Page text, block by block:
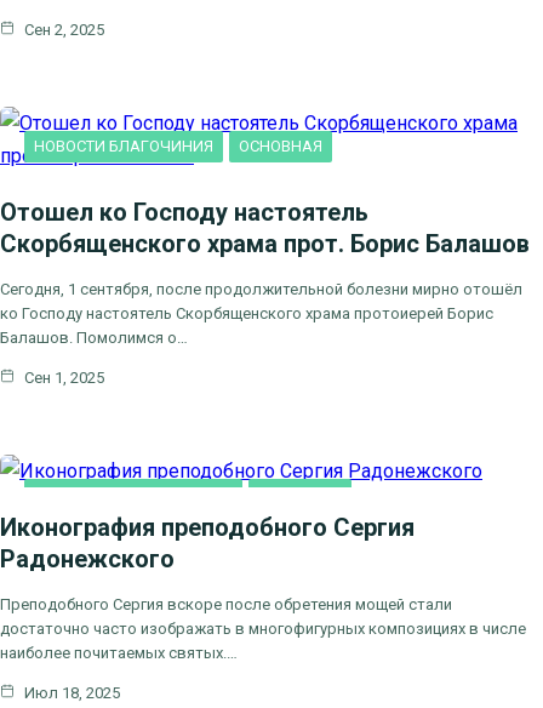
Сен 2, 2025
НОВОСТИ БЛАГОЧИНИЯ ОСНОВНАЯ
Отошел ко Господу настоятель
Скорбященского храма прот. Борис Балашов
Сегодня, 1 сентября, после продолжительной болезни мирно отошёл
ко Господу настоятель Скорбященского храма протоиерей Борис
Балашов. Помолимся о…
Сен 1, 2025
Иконография преподобного Сергия
Радонежского
Преподобного Сергия вскоре после обретения мощей стали
достаточно часто изображать в многофигурных композициях в числе
наиболее почитаемых святых.…
Июл 18, 2025